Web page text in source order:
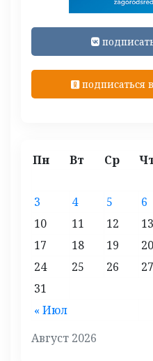
подписаться
Август 2026
Пн Вт Ср
« Июл
3
4 5 6
10
11 12 13
17
18 19 20
24
25 26 27
31